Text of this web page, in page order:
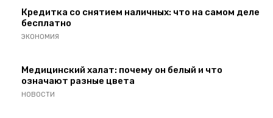
Кредитка со снятием наличных: что на самом деле
бесплатно
ЭКОНОМИЯ
Медицинский халат: почему он белый и что
означают разные цвета
НОВОСТИ